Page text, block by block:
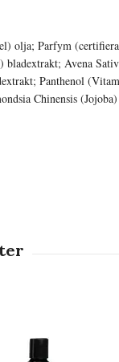
olja; Parfym
Avena
Panthenol
Chinensis